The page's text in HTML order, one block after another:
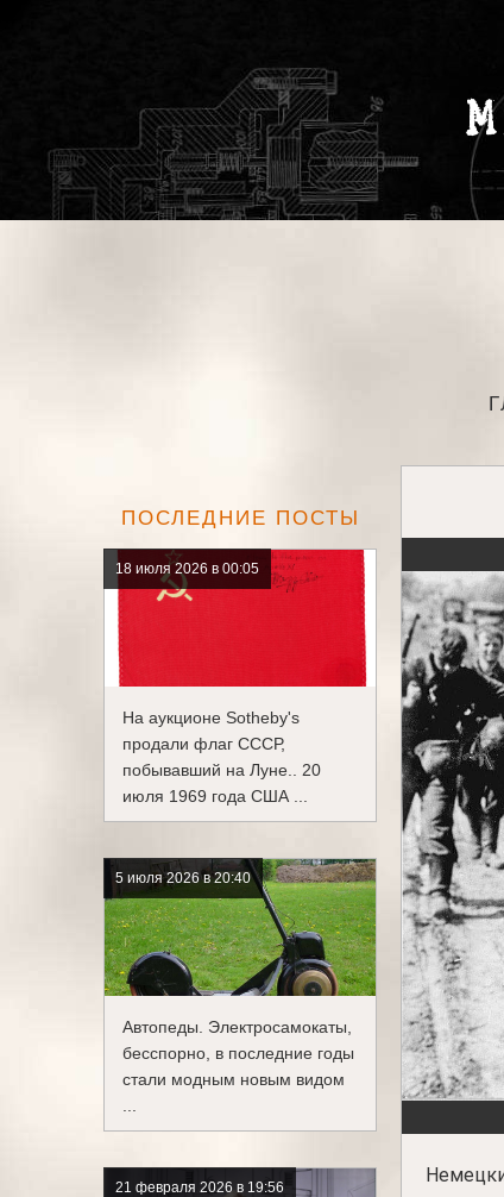
ПОСЛЕДНИЕ ПОСТЫ
18 июля 2026 в 00:05
На аукционе Sotheby's
продали флаг СССР,
побывавший на Луне.. 20
июля 1969 года США ...
5 июля 2026 в 20:40
Автопеды. Электросамокаты,
бесспорно, в последние годы
стали модным новым видом
21 февраля 2026 в 19:56